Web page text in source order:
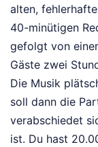
alten,
40-minütigen
gefolgt von
Gäste zwei
Die Musik
soll dann die
verabschiedet
ist. Du hast